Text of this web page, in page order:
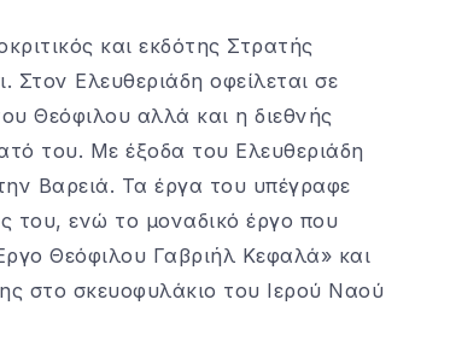
και εκδότης Στρατής
Στον Ελευθεριάδη οφείλεται σε
Θεόφιλου αλλά και η διεθνής
του. Με έξοδα του Ελευθεριάδη
Βαρειά. Τα έργα του υπέγραφε
του, ενώ το μοναδικό έργο που
Θεόφιλου Γαβριήλ Κεφαλά» και
στο σκευοφυλάκιο του Ιερού Ναού